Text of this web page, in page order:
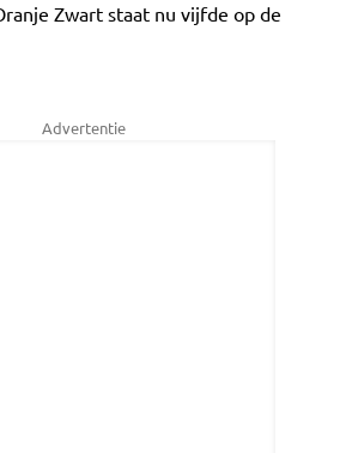
Zwart staat nu vijfde op de
Advertentie